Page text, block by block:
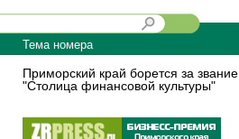
Тема номера
Приморский край борется за звание
"Столица финансовой культуры"